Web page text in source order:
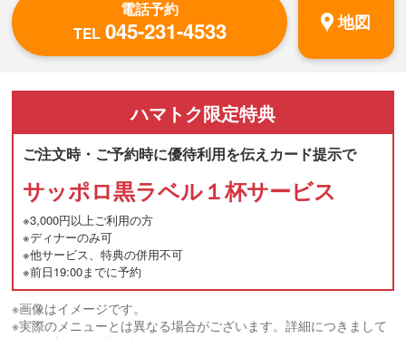
電話予約
TEL 045-231-4533 地図
ハマトク限定特典
ご注文時・ご予約時に優待利用を伝えカード提示で
サッポロ黒ラベル１杯サービス
※3,000円以上ご利用の方
※ディナーのみ可
※他サービス、特典の併用不可
※前日19:00までに予約
※画像はイメージです。
※実際のメニューとは異なる場合がございます。詳細につきまして